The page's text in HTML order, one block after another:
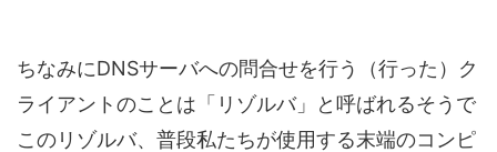
ちなみにDNSサーバへの問合せを行う（行った）ク
ライアントのことは「リゾルバ」と呼ばれるそうで
このリゾルバ、普段私たちが使用する末端のコンピ